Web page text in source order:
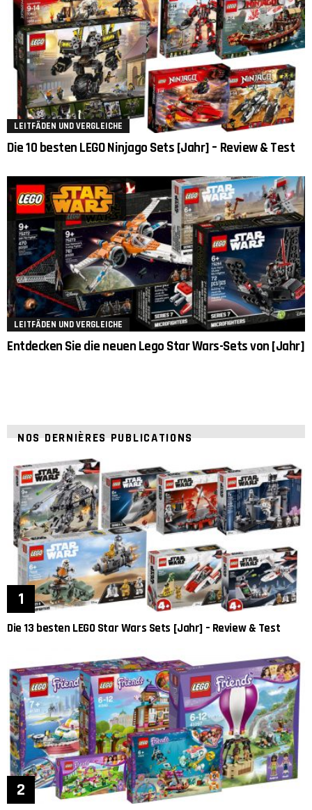
LEITFÄDEN UND VERGLEICHE
Die 10 besten LEGO Ninjago Sets [Jahr] – Review & Test
LEITFÄDEN UND VERGLEICHE
Entdecken Sie die neuen Lego Star Wars-Sets von [Jahr]
NOS DERNIÈRES PUBLICATIONS
Die 13 besten LEGO Star Wars Sets [Jahr] – Review & Test